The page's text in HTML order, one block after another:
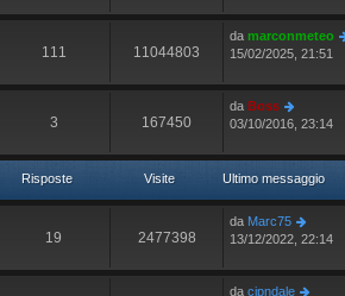
111 11044803
da marconmeteo
15/02/2025, 21:51
3 167450
da Boss
03/10/2016, 23:14
Risposte Visite Ultimo messaggio
19 2477398
da Marc75
13/12/2022, 22:14
da cipndale